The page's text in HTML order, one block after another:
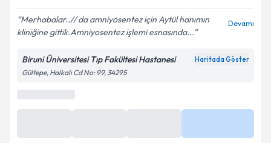
Merhabalar..// da amniyosentez için Aytül hanımın
kliniğine gittik.Amniyosentez işlemi esnasında...
Devamı
Biruni Üniversitesi Tıp Fakültesi Hastanesi Haritada Göster
Gültepe, Halkalı Cd No: 99, 34295